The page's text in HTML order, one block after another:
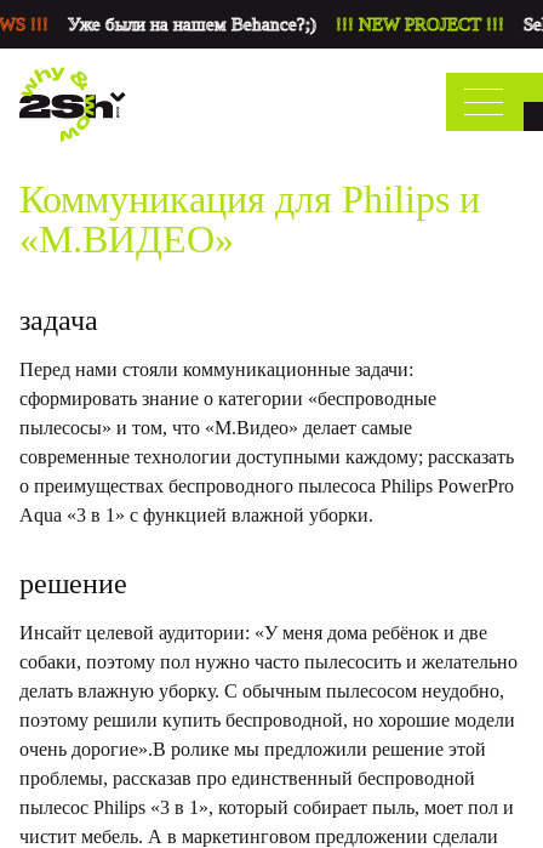
!!! Уже были на нашем Behance?;) !!! NEW PROJECT !!!
Коммуникация для Philips и
«М.ВИДЕО»
задача
Перед нами стояли коммуникационные задачи:
сформировать знание о категории «беспроводные
пылесосы» и том, что «М.Видео» делает самые
современные технологии доступными каждому; рассказать
о преимуществах беспроводного пылесоса Philips PowerPro
Aqua «3 в 1» с функцией влажной уборки.
решение
Инсайт целевой аудитории: «У меня дома ребёнок и две
собаки, поэтому пол нужно часто пылесосить и желательно
делать влажную уборку. С обычным пылесосом неудобно,
поэтому решили купить беспроводной, но хорошие модели
очень дорогие».В ролике мы предложили решение этой
проблемы, рассказав про единственный беспроводной
пылесос Philips «3 в 1», который собирает пыль, моет пол и
чистит мебель. А в маркетинговом предложении сделали